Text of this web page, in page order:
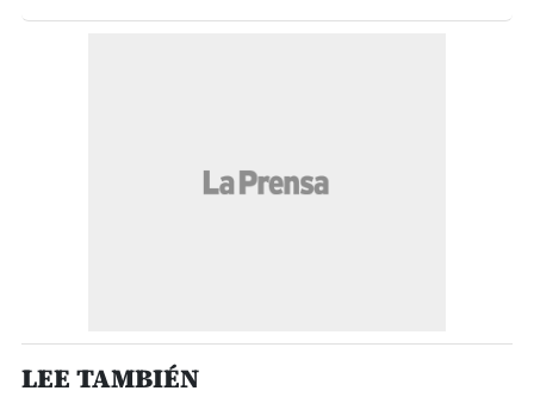
LEE TAMBIÉN